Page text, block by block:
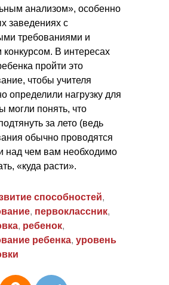
анализом», особенно
заведениях с
требованиями и
В интересах
пройти это
чтобы учителя
определили нагрузку для
могли понять, что
за лето (ведь
обычно проводятся
над чем вам необходимо
«куда расти».
способностей,
, первоклассник,
, ребенок,
ребенка, уровень